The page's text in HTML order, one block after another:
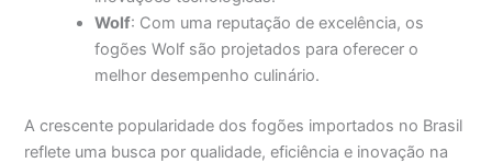
Wolf: Com uma reputação de excelência, os
fogões Wolf são projetados para oferecer o
melhor desempenho culinário.
A crescente popularidade dos fogões importados no Brasil
reflete uma busca por qualidade, eficiência e inovação na